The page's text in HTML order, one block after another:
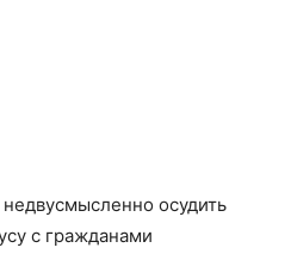
осудить
с гражданами